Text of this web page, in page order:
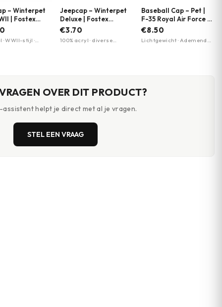
– Winterpet
| Fostex
| Meerdere
· WWII-stijl ·
Jeepcap – Winterpet
Deluxe | Fostex
Garments | Zwart
€3.70
100% acryl · diverse
Baseball Cap – Pet |
F-35 Royal Air Force |
Kinderen | Fostex
€8.50
Lichtgewicht · Ademend
OVER DIT PRODUCT?
assistent helpt je direct met al je vragen.
STEL EEN VRAAG